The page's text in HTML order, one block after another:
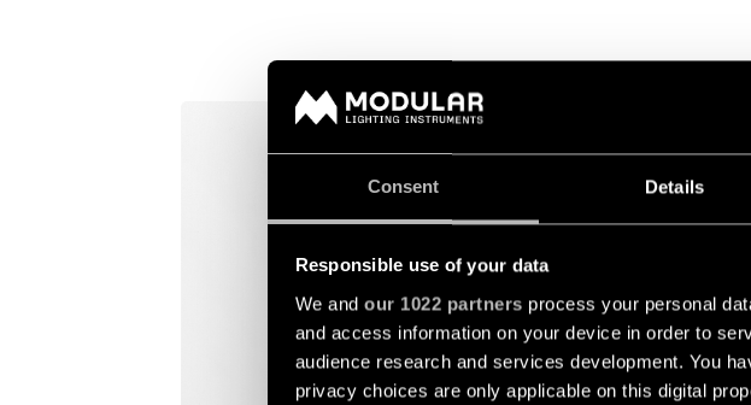
Consent Details
Responsible use of your data
We and our 1022 partners process your personal
and access information on your device in order to
audience research and services development. You
privacy choices are only applicable on this digital